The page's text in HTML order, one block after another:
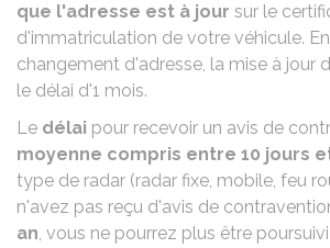
que l'adresse est à jour sur le
d'immatriculation de votre véhicule.
changement d'adresse, la mise à jour
le délai d'1 mois.
Le délai pour recevoir un avis de
moyenne compris entre 10 jours
type de radar (radar fixe, mobile, feu
n'avez pas reçu d'avis de
an, vous ne pourrez plus être